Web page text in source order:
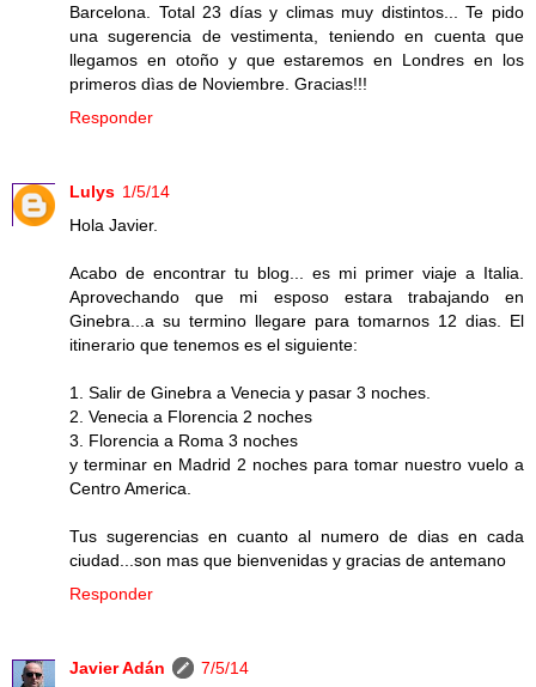
Barcelona. Total 23 días y climas muy distintos... Te pido
una sugerencia de vestimenta, teniendo en cuenta que
llegamos en otoño y que estaremos en Londres en los
primeros dìas de Noviembre. Gracias!!!
Responder
Lulys 1/5/14
Hola Javier.
Acabo de encontrar tu blog... es mi primer viaje a Italia.
Aprovechando que mi esposo estara trabajando en
Ginebra...a su termino llegare para tomarnos 12 dias. El
itinerario que tenemos es el siguiente:
1. Salir de Ginebra a Venecia y pasar 3 noches.
2. Venecia a Florencia 2 noches
3. Florencia a Roma 3 noches
y terminar en Madrid 2 noches para tomar nuestro vuelo a
Centro America.
Tus sugerencias en cuanto al numero de dias en cada
ciudad...son mas que bienvenidas y gracias de antemano
Responder
Javier Adán
7/5/14